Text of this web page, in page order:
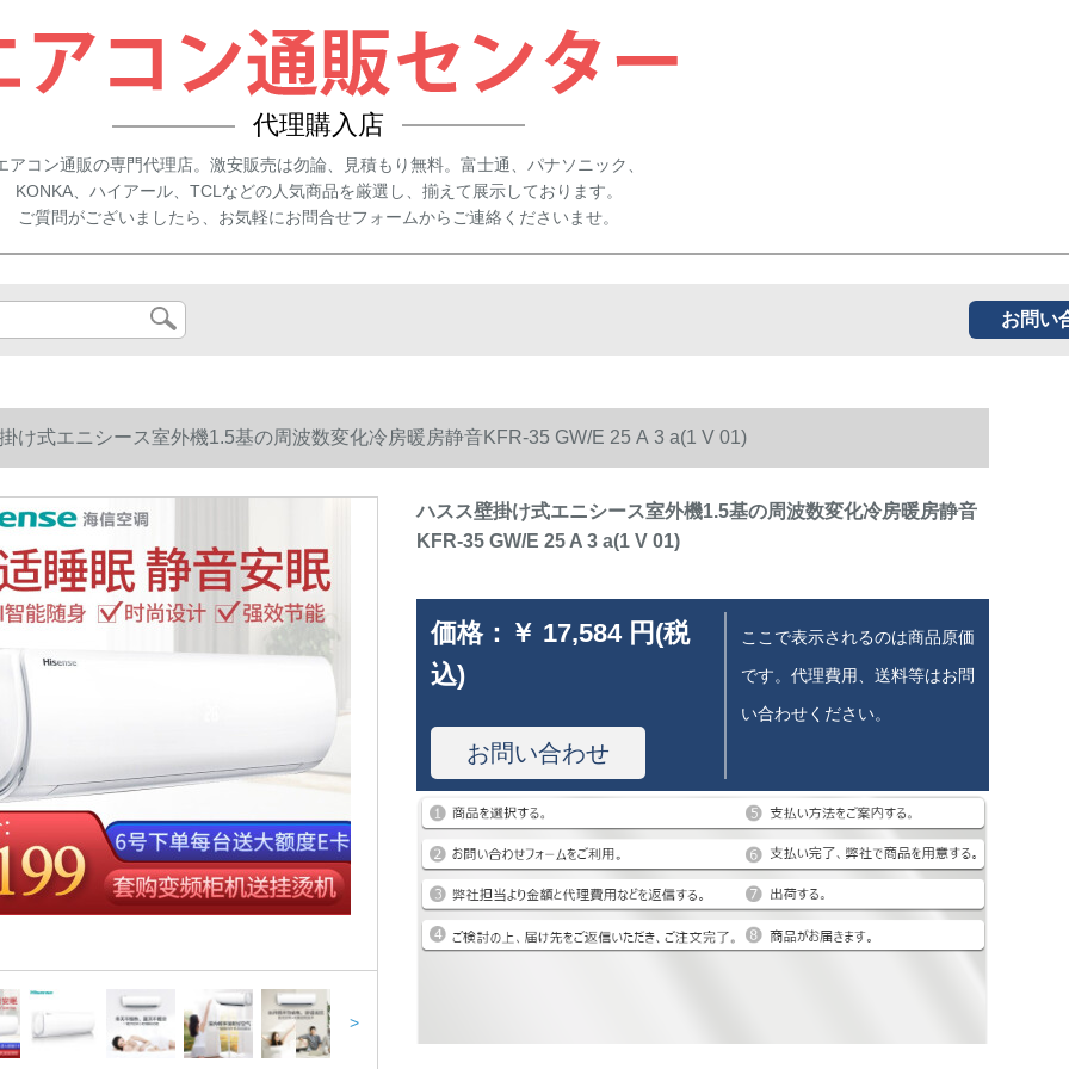
代理購入店
アコン通販の専門代理店。激安販売は勿論、見積もり無料。富士通、パナソニック、
KONKA、ハイアール、TCLなどの人気商品を厳選し、揃えて展示しております。
ご質問がございましたら、お気軽にお問合せフォームからご連絡くださいませ。
お問い
け式エニシース室外機1.5基の周波数変化冷房暖房静音KFR-35 GW/E 25 A 3 a(1 V 01)
>
ハスス壁掛け式エニシース室外機1.5基の周波数変化冷房暖房静音
KFR-35 GW/E 25 A 3 a(1 V 01)
価格： ￥ 17,584 円(税
込)
お問い合わせ
ここで表示されるのは商品原価
です。代理費用、送料等はお問
い合わせください。